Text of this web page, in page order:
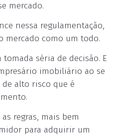
mercado.
nessa regulamentação,
mercado como um todo.
séria de decisão. E
imobiliário ao se
alto risco que é
regras, mais bem
para adquirir um